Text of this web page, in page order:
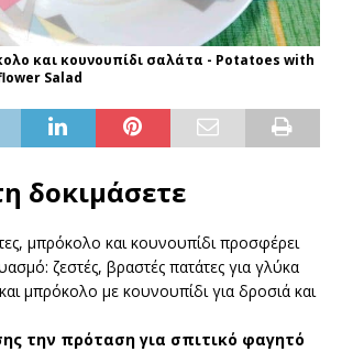
και κουνουπίδι σαλάτα - Potatoes with
Salad
δοκιμάσετε
μπρόκολο και κουνουπίδι προσφέρει
ζεστές, βραστές πατάτες για γλύκα
μπρόκολο με κουνουπίδι για δροσιά και
την πρόταση για σπιτικό φαγητό